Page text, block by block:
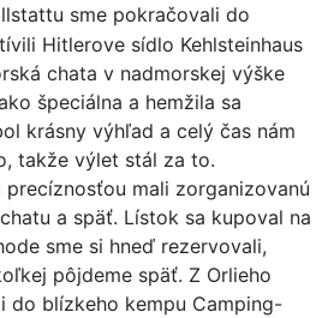
sme pokračovali do
Hitlerove sídlo Kehlsteinhaus
chata v nadmorskej výške
špeciálna a hemžila sa
krásny výhľad a celý čas nám
takže výlet stál za to.
precíznosťou mali zorganizovanú
a späť. Lístok sa kupoval na
sme si hneď rezervovali,
pôjdeme späť. Z Orlieho
do blízkeho kempu Camping-